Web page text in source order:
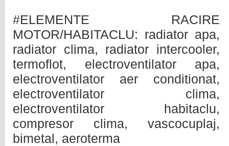
#ELEMENTE RACIRE
MOTOR/HABITACLU: radiator apa,
radiator clima, radiator intercooler,
termoflot, electroventilator apa,
electroventilator aer conditionat,
electroventilator clima,
electroventilator habitaclu,
compresor clima, vascocuplaj,
bimetal, aeroterma